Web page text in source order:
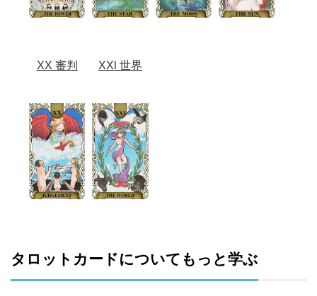
XX 審判 XXl 世界
タロットカードについてもっと学ぶ